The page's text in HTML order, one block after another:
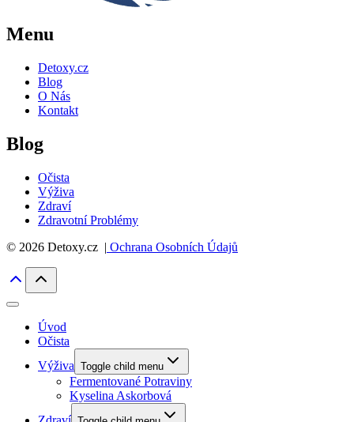
Menu
Detoxy.cz
Blog
O Nás
Kontakt
Blog
Očista
Výživa
Zdraví
Zdravotní Problémy
© 2026 Detoxy.cz | Ochrana Osobních Údajů
Úvod
Očista
Výživa Toggle child menu
Fermentované Potraviny
Kyselina Askorbová